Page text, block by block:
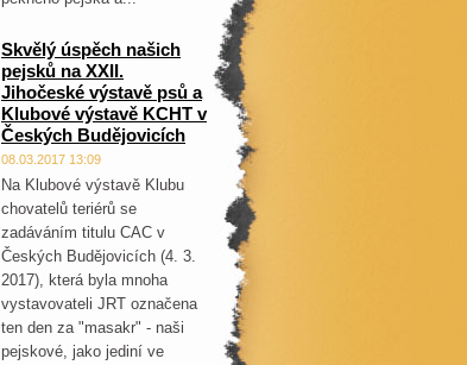
Skvělý úspěch našich
pejsků na XXII.
Jihočeské výstavě psů a
Klubové výstavě KCHT v
Českých Budějovicích
08.03.2017 13:09
Na Klubové výstavě Klubu
chovatelů teriérů se
zadáváním titulu CAC v
Českých Budějovicích (4. 3.
2017), která byla mnoha
vystavovateli JRT označena
ten den za "masakr" - naši
pejskové, jako jediní ve